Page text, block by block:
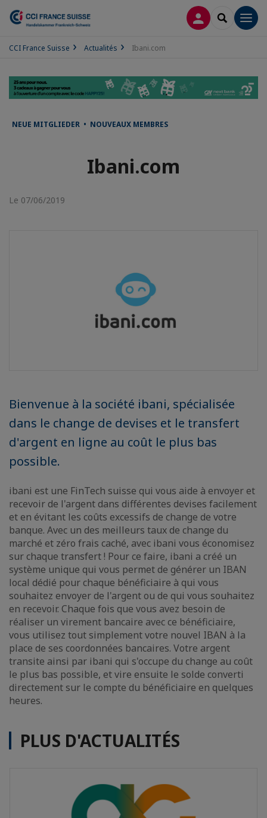
CONNEXION
CCI France Suisse Actualités Ibani.com
NEUE MITGLIEDER • NOUVEAUX MEMBRES
Ibani.com
Le 07/06/2019
Bienvenue à la société ibani, spécialisée
dans le change de devises et le transfert
d'argent en ligne au coût le plus bas
possible.
ibani est une FinTech suisse qui vous aide à envoyer et
recevoir de l'argent dans différentes devises facilement
et en évitant les coûts excessifs de change de votre
banque. Avec un des meilleurs taux de change du
marché et zéro frais caché, avec ibani vous économisez
sur chaque transfert ! Pour ce faire, ibani a créé un
système unique qui vous permet de générer un IBAN
local dédié pour chaque bénéficiaire à qui vous
souhaitez envoyer de l'argent ou de qui vous souhaitez
en recevoir. Chaque fois que vous avez besoin de
réaliser un virement bancaire avec ce bénéficiaire,
vous utilisez tout simplement votre nouvel IBAN à la
place de ses coordonnées bancaires. Votre argent
transite ainsi par ibani qui s'occupe du change au coût
le plus bas possible, et vire ensuite le solde converti
directement sur le compte du bénéficiaire en quelques
heures.
PLUS D'ACTUALITÉS